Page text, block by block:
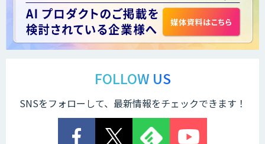
『AI』AI・ChatGPTのビジネス活用を戦
略立案から開発・運用までご支援
Safe AI Bot
FOLLOW US
SNSをフォローして、最新情報をチェックできます！